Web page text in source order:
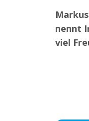
nennt
viel